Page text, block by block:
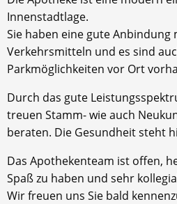
Innenstadtlage.
Sie haben eine gute
Verkehrsmitteln und es sind
Parkmöglichkeiten vor Ort
Durch das gute
treuen Stamm- wie auch
beraten. Die Gesundheit steht
Das Apothekenteam ist offen,
Spaß zu haben und sehr
Wir freuen uns Sie bald